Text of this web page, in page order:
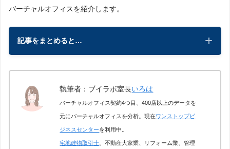
バーチャルオフィスを紹介します。
記事をまとめると…
執筆者：ブイラボ室長いろは
バーチャルオフィス契約4つ目、400店以上のデータを
元にバーチャルオフィスを分析。現在ワンストップビ
ジネスセンターを利用中。
宅地建物取引士 、不動産大家業、リフォーム業、管理